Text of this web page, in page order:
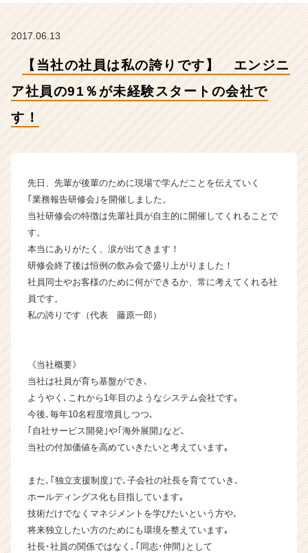
す！
社
ギ
ブ・
テ
ク
の
イ
ラ
イ
ン】
ベ
成
長
企
業
ら
カ
ウ
ト
が
届
2017.06.13
【当社の社員は私の誇りです】 エンジニ
ア社員の91％が未経験スタートの会社で
す！
先日、先輩が後輩のために現場で学んだことを伝えていく
｢業務報告研修会｣を開催しました。
当社研修会の特徴は先輩社員が自主的に開催してくれることで
す。
本当にありがたく、涙が出てきます！
研修会終了後は恒例の飲み会で盛り上がりました！
社員同士やお客様のために何ができるか、常に考えてくれる社
員です。
私の誇りです（代表 藤原一郎）
《当社概要》
当社は社員が育ち基盤ができ､
ようやく､これから1年目のようなシステム会社です｡
今後､毎年10名程度増員しつつ､
｢自社サービス開発｣や｢海外展開｣など､
当社の付加価値を高めていきたいと考えています｡
また､｢独立支援制度｣で､子会社の社長を育てていき､
ホールディングス化も目指しています｡
技術だけでなくマネジメントを学びたいという方や､
将来独立したい方のためにも環境を整えています｡
社長･社員の関係ではなく､｢同志･仲間｣として